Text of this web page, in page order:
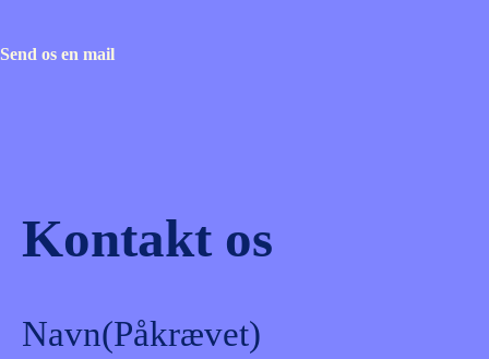
Send os en mail
Kontakt os
Navn(Påkrævet)